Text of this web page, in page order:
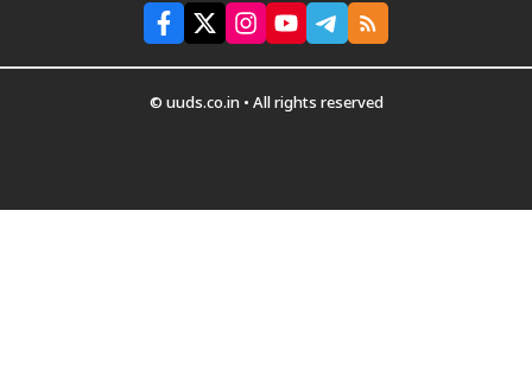
© uuds.co.in • All rights reserved